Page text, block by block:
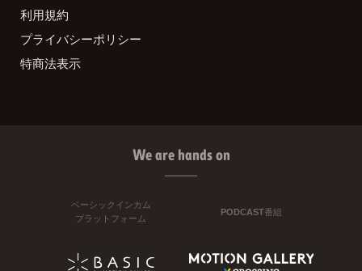
利用規約
プライバシーポリシー
特商法表示
We are hands on
ベーシックインカム
プラットフォーム
PODCAST番組